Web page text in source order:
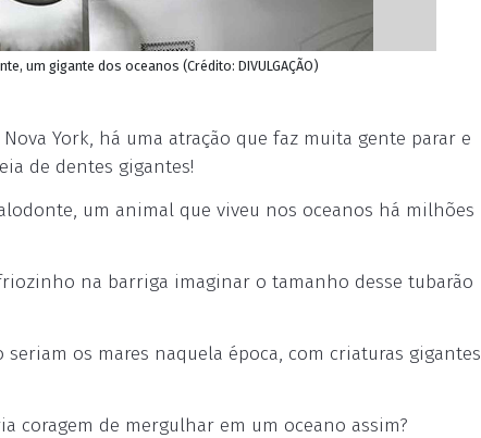
um gigante dos oceanos (Crédito: DIVULGAÇÃO)
York, há uma atração que faz muita gente parar e
de dentes gigantes!
um animal que viveu nos oceanos há milhões
na barriga imaginar o tamanho desse tubarão
os mares naquela época, com criaturas gigantes
coragem de mergulhar em um oceano assim?